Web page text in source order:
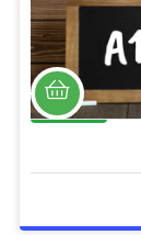
حضوری